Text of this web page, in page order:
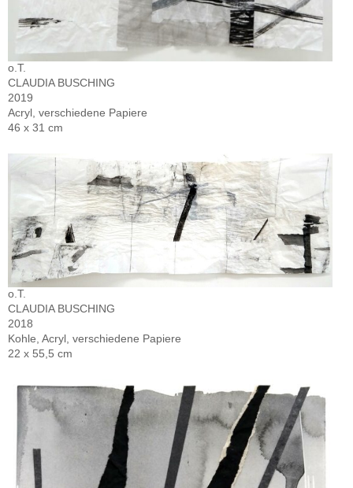
o.T.
CLAUDIA BUSCHING
2019
Acryl, verschiedene Papiere
46 x 31 cm
o.T.
CLAUDIA BUSCHING
2018
Kohle, Acryl, verschiedene Papiere
22 x 55,5 cm